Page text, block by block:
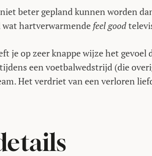
beter gepland kunnen worden
wat hartverwarmende feel good
je op zeer knappe wijze het
een voetbalwedstrijd (die
Het verdriet van een verloren